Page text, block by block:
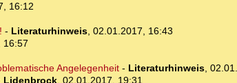
16:12
- Literaturhinweis, 02.01.2017, 16:43
16:57
Angelegenheit- Literaturhinweis,
Lidenbrock, 02.01.2017, 19:31